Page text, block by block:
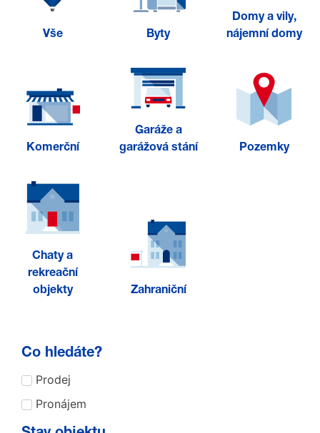
Vše Byty
Domy a vily,
nájemní domy
Komerční
Garáže a
garážová stání
Pozemky
Chaty a
rekreační
objekty
Zahraniční
Co hledáte?
Prodej
Pronájem